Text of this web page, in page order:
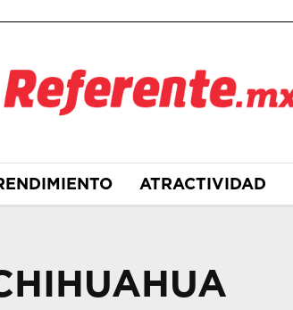
ATRACTIVIDAD